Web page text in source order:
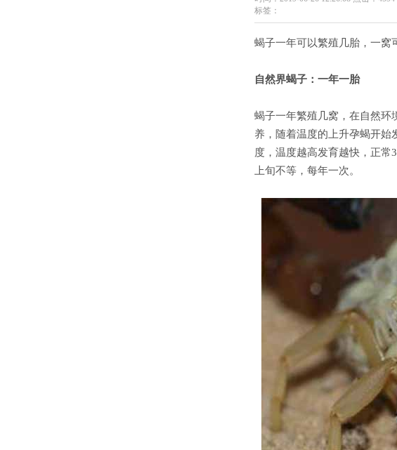
标签：
蝎子一年可以繁殖几胎，一窝
自然界蝎子：一年一胎
蝎子一年繁殖几窝，在自然环
养，随着温度的上升孕蝎开始
度，温度越高发育越快，正常
上旬不等，每年一次。